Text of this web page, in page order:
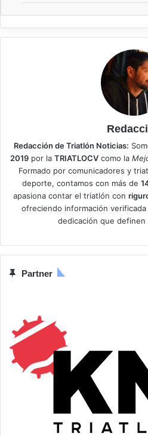
Redacción de Triatlón Noticias:
2019 por la TRIATLOCV como la
Formado por comunicadores y
deporte, contamos con más de
apasiona contar el triatlón con
ofreciendo información
dedicación que definen
Partner